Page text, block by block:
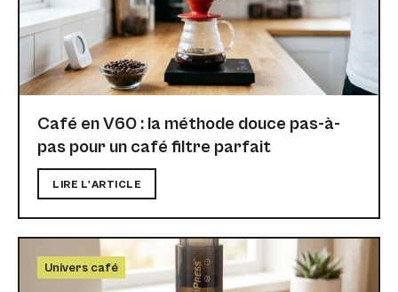
Café en V60 : la méthode douce pas-à-
pas pour un café filtre parfait
LIRE L'ARTICLE
Univers café